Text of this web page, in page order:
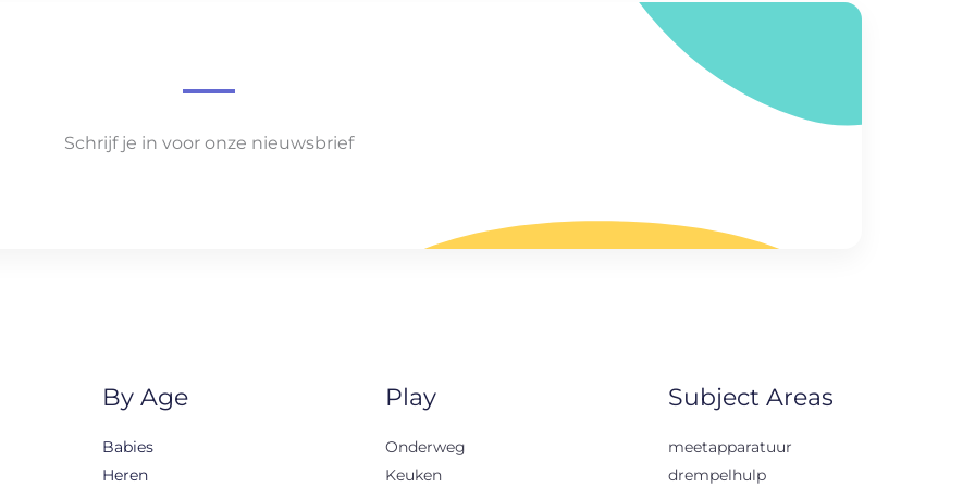
Schrijf je in voor onze nieuwsbrief
By Age
Babies
Heren
Play
Onderweg
Keuken
Subject Areas
meetapparatuur
drempelhulp